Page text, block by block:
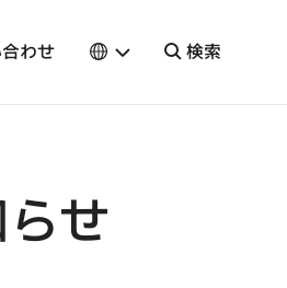
わせ 検索
せ